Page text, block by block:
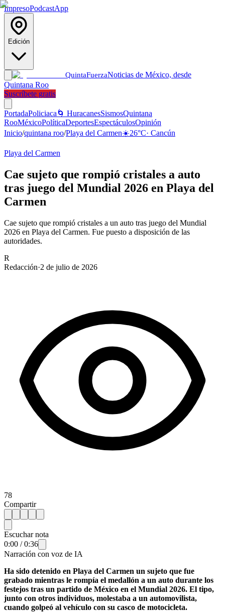
ImpresoPodcastApp
Edición
QuintaFuerzaNoticias de México, desde
Quintana Roo
Suscríbete gratis
PortadaPoliciaca 🌀 HuracanesSismosQuintana
RooMéxicoPolíticaDeportesEspectáculosOpinión
Inicio/quintana roo/Playa del Carmen☀️26°C· Cancún
Playa del Carmen
Cae sujeto que rompió cristales a auto
tras juego del Mundial 2026 en Playa del
Carmen
Cae sujeto que rompió cristales a un auto tras juego del Mundial
2026 en Playa del Carmen. Fue puesto a disposición de las
autoridades.
R
Redacción·2 de julio de 2026
78
Compartir
Escuchar nota
0:00 /0:36
Narración con voz de IA
Ha sido detenido en Playa del Carmen un sujeto que fue
grabado mientras le rompía el medallón a un auto durante los
festejos tras un partido de México en el Mundial 2026. El tipo,
junto con otros individuos, molestaba a un automovilista,
cuando golpeó al vehículo con su casco de motocicleta.